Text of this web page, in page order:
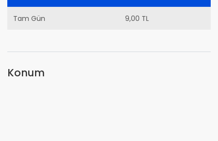
Tam Gün 9,00 TL
Konum